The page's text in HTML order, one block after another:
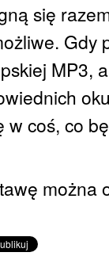
się
Gdy
MP3,
w coś, co
można